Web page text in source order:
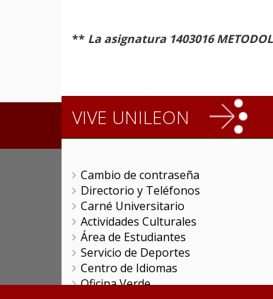
** La asignatura 1403016
VIVE UNILEON
Cambio de contraseña
Directorio y Teléfonos
Carné Universitario
Actividades Culturales
Área de Estudiantes
Servicio de Deportes
Centro de Idiomas
Oficina Verde